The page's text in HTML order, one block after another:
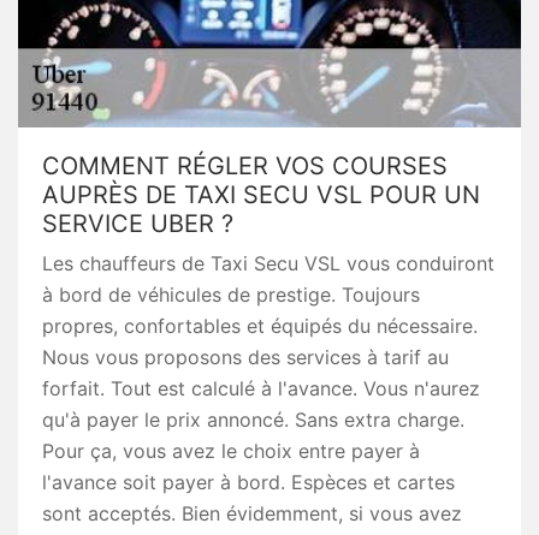
COMMENT RÉGLER VOS COURSES
AUPRÈS DE TAXI SECU VSL POUR UN
SERVICE UBER ?
Les chauffeurs de Taxi Secu VSL vous conduiront
à bord de véhicules de prestige. Toujours
propres, confortables et équipés du nécessaire.
Nous vous proposons des services à tarif au
forfait. Tout est calculé à l'avance. Vous n'aurez
qu'à payer le prix annoncé. Sans extra charge.
Pour ça, vous avez le choix entre payer à
l'avance soit payer à bord. Espèces et cartes
sont acceptés. Bien évidemment, si vous avez